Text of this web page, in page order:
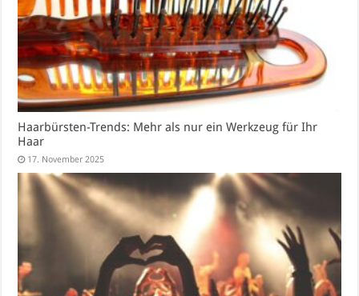
Haarbürsten-Trends: Mehr als nur ein Werkzeug für Ihr
Haar
17. November 2025